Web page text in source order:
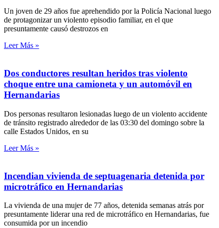
Un joven de 29 años fue aprehendido por la Policía Nacional luego
de protagonizar un violento episodio familiar, en el que
presuntamente causó destrozos en
Leer Más »
Dos conductores resultan heridos tras violento
choque entre una camioneta y un automóvil en
Hernandarias
Dos personas resultaron lesionadas luego de un violento accidente
de tránsito registrado alrededor de las 03:30 del domingo sobre la
calle Estados Unidos, en su
Leer Más »
Incendian vivienda de septuagenaria detenida por
microtráfico en Hernandarias
La vivienda de una mujer de 77 años, detenida semanas atrás por
presuntamente liderar una red de microtráfico en Hernandarias, fue
consumida por un incendio